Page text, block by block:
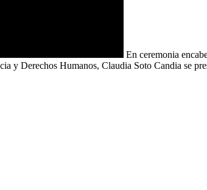
En ceremonia
y Derechos Humanos, Claudia Soto Candia se